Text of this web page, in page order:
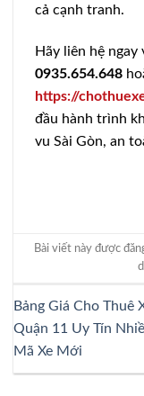
cả cạnh tranh.
Hãy liên hệ
0935.654.648
https://
đầu hành trình
vu Sài Gòn, an
Bài viết này được
Bảng Giá Cho Thuê
Quận 11 Uy Tín
Mã Xe Mới